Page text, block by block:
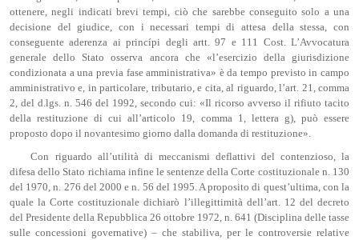
ottenere, negli indicati brevi tempi, ciò che sarebbe conseguito solo a una
decisione del giudice, con i necessari tempi di attesa della stessa, con
conseguente aderenza ai princípi degli artt. 97 e 111 Cost. L’Avvocatura
generale dello Stato osserva ancora che «l’esercizio della giurisdizione
condizionata a una previa fase amministrativa» è da tempo previsto in campo
amministrativo e, in particolare, tributario, e cita, al riguardo, l’art. 21, comma
2, del d.lgs. n. 546 del 1992, secondo cui: «Il ricorso avverso il rifiuto tacito
della restituzione di cui all’articolo 19, comma 1, lettera g), può essere
proposto dopo il novantesimo giorno dalla domanda di restituzione».
Con riguardo all’utilità di meccanismi deflattivi del contenzioso, la
difesa dello Stato richiama infine le sentenze della Corte costituzionale n. 130
del 1970, n. 276 del 2000 e n. 56 del 1995. A proposito di quest’ultima, con la
quale la Corte costituzionale dichiarò l’illegittimità dell’art. 12 del decreto
del Presidente della Repubblica 26 ottobre 1972, n. 641 (Disciplina delle tasse
sulle concessioni governative) – che stabiliva, per le controversie relative